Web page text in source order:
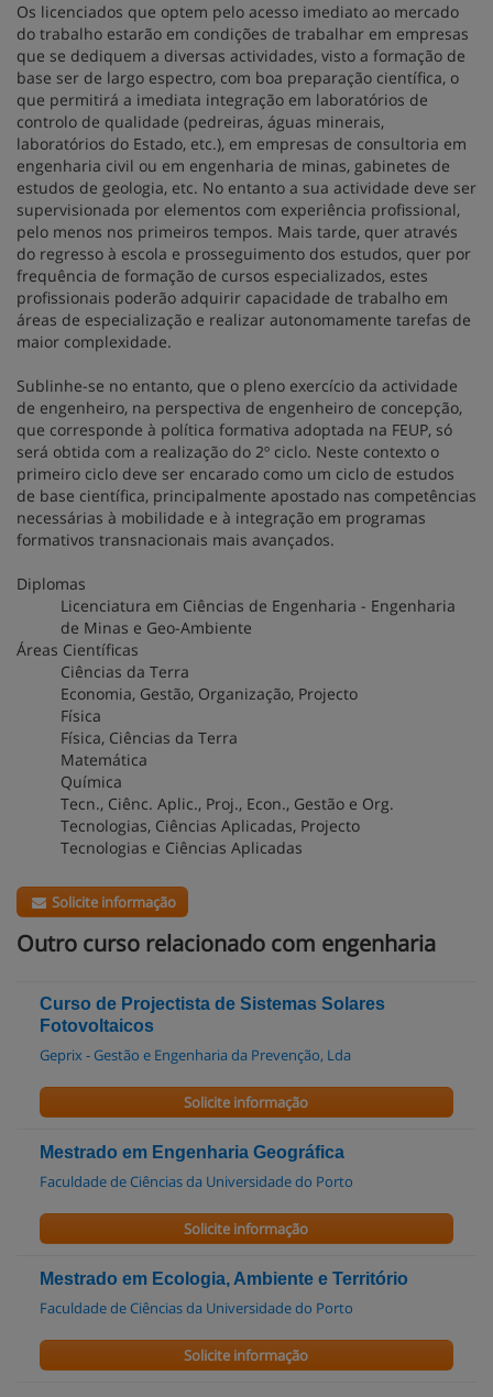
Os licenciados que optem pelo acesso imediato ao mercado
do trabalho estarão em condições de trabalhar em empresas
que se dediquem a diversas actividades, visto a formação de
base ser de largo espectro, com boa preparação científica, o
que permitirá a imediata integração em laboratórios de
controlo de qualidade (pedreiras, águas minerais,
laboratórios do Estado, etc.), em empresas de consultoria em
engenharia civil ou em engenharia de minas, gabinetes de
estudos de geologia, etc. No entanto a sua actividade deve ser
supervisionada por elementos com experiência profissional,
pelo menos nos primeiros tempos. Mais tarde, quer através
do regresso à escola e prosseguimento dos estudos, quer por
frequência de formação de cursos especializados, estes
profissionais poderão adquirir capacidade de trabalho em
áreas de especialização e realizar autonomamente tarefas de
maior complexidade.
Sublinhe-se no entanto, que o pleno exercício da actividade
de engenheiro, na perspectiva de engenheiro de concepção,
que corresponde à política formativa adoptada na FEUP, só
será obtida com a realização do 2º ciclo. Neste contexto o
primeiro ciclo deve ser encarado como um ciclo de estudos
de base científica, principalmente apostado nas competências
necessárias à mobilidade e à integração em programas
formativos transnacionais mais avançados.
Diplomas
Licenciatura em Ciências de Engenharia - Engenharia
de Minas e Geo-Ambiente
Áreas Científicas
Ciências da Terra
Economia, Gestão, Organização, Projecto
Física
Física, Ciências da Terra
Matemática
Química
Tecn., Ciênc. Aplic., Proj., Econ., Gestão e Org.
Tecnologias, Ciências Aplicadas, Projecto
Tecnologias e Ciências Aplicadas
Solicite informação
Outro curso relacionado com engenharia
Curso de Projectista de Sistemas Solares
Fotovoltaicos
Geprix - Gestão e Engenharia da Prevenção, Lda
Solicite informação
Mestrado em Engenharia Geográfica
Faculdade de Ciências da Universidade do Porto
Solicite informação
Mestrado em Ecologia, Ambiente e Território
Faculdade de Ciências da Universidade do Porto
Solicite informação